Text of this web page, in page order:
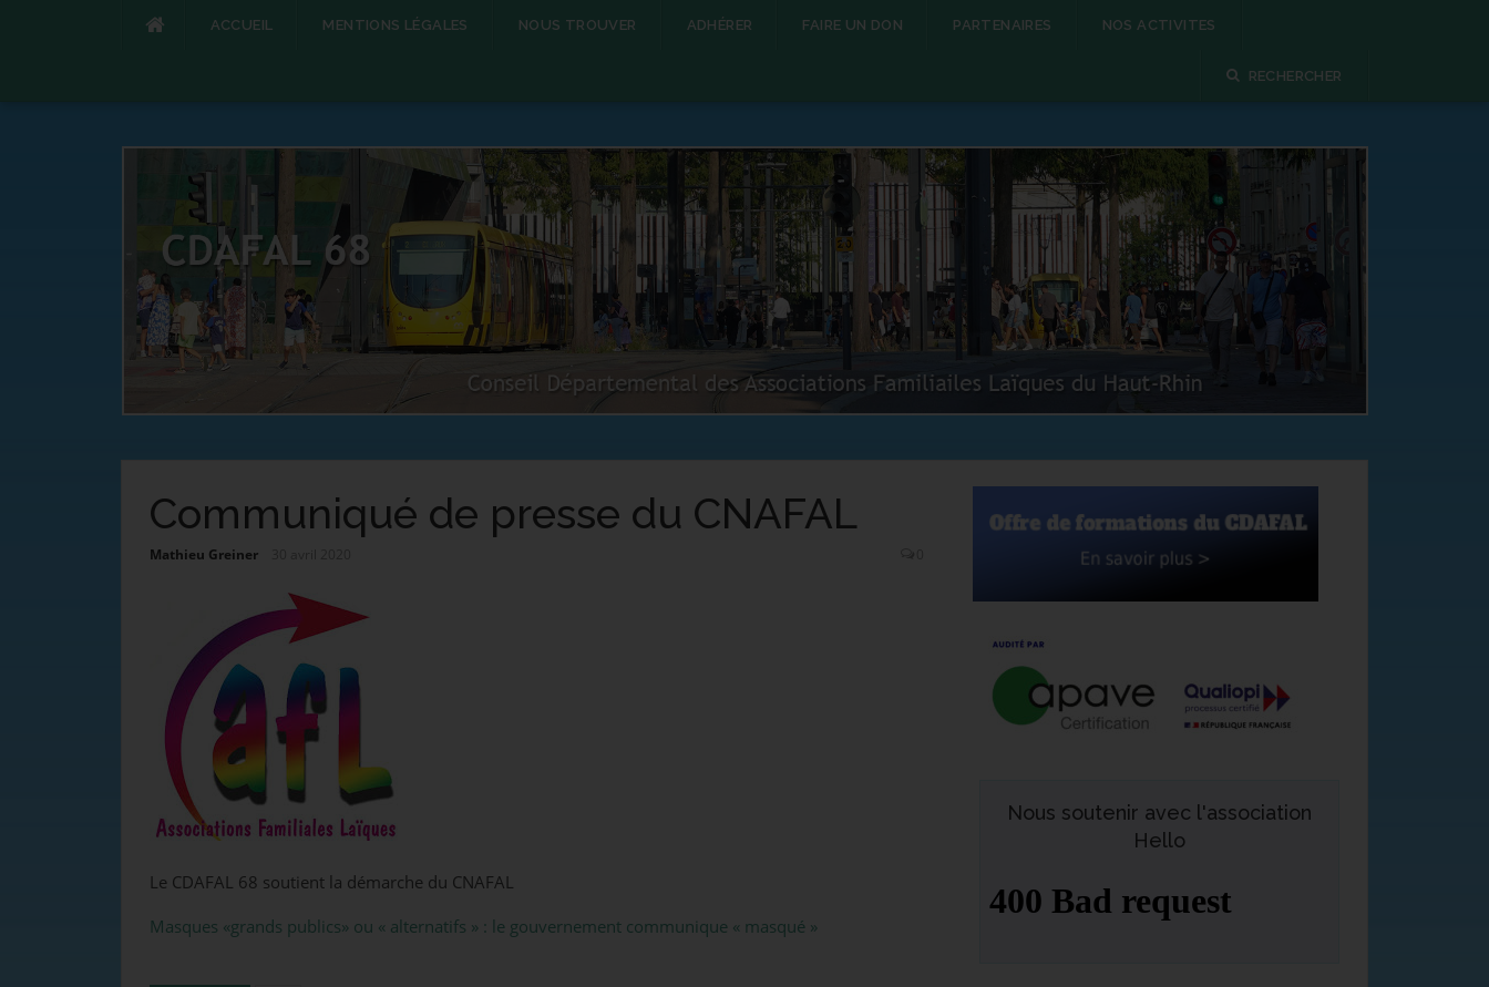
ACCUEIL MENTIONS LÉGALES NOUS TROUVER ADHÉRER FAIRE UN DON PARTENAIRES NOS ACTIVITES
RECHERCHER
Communiqué de presse du CNAFAL
Mathieu Greiner
Le CDAFAL 68 soutient la démarche du CNAFAL
Masques «grands publics» ou « alternatifs » : le gouvernement communique « masqué »
Nous soutenir avec l'association
Hello